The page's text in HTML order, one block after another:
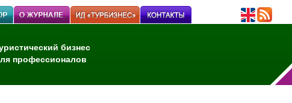
бизнес
профессионалов